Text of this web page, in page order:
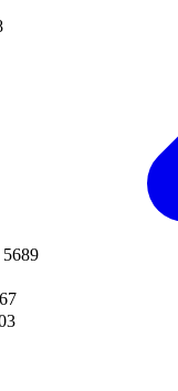
5689